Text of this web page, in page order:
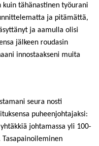
tähänastinen työurani
ja pitämättä,
ja aamulla olisi
jälkeen roudasin
innostaakseni muita
seura nosti
puheenjohtajaksi:
johtamassa yli 100-